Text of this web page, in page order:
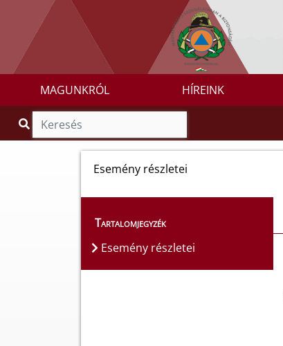
MAGUNKRÓL HÍREINK
Esemény részletei
Tartalomjegyzék
Esemény részletei